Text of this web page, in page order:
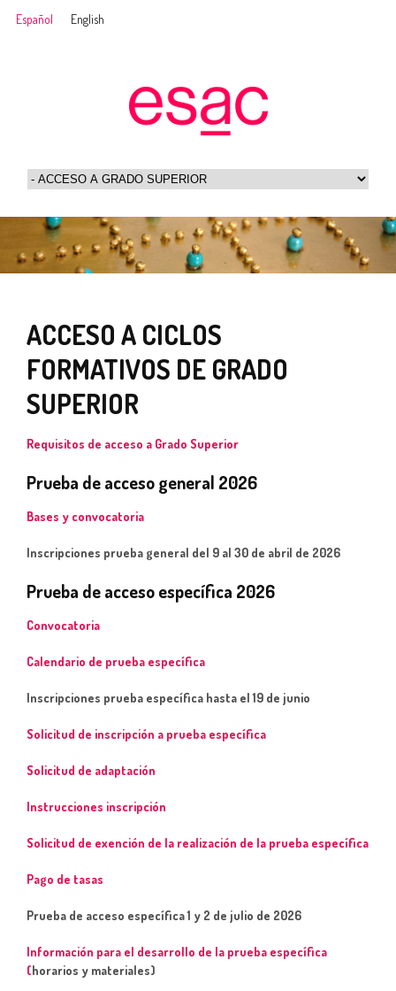
Español English
ACCESO A CICLOS
FORMATIVOS DE GRADO
SUPERIOR
Requisitos de acceso a Grado Superior
Prueba de acceso general 2026
Bases y convocatoria
Inscripciones prueba general del 9 al 30 de abril de 2026
Prueba de acceso específica 2026
Convocatoria
Calendario de prueba específica
Inscripciones prueba específica hasta el 19 de junio
Solicitud de inscripción a prueba específica
Solicitud de adaptación
Instrucciones inscripción
Solicitud de exención de la realización de la prueba específica
Pago de tasas
Prueba de acceso específica 1 y 2 de julio de 2026
Información para el desarrollo de la prueba específica
(horarios y materiales)